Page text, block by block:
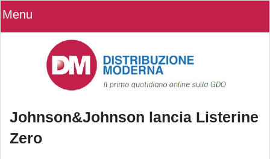
Menu
Johnson&Johnson lancia Listerine
Zero